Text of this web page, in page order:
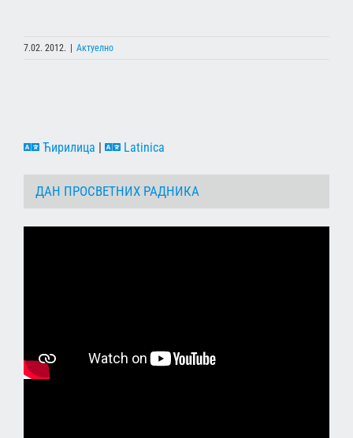
7.02. 2012. | Актуелно
Ћирилица | Latinica
ДАН ПРОСВЕТНИХ РАДНИКА